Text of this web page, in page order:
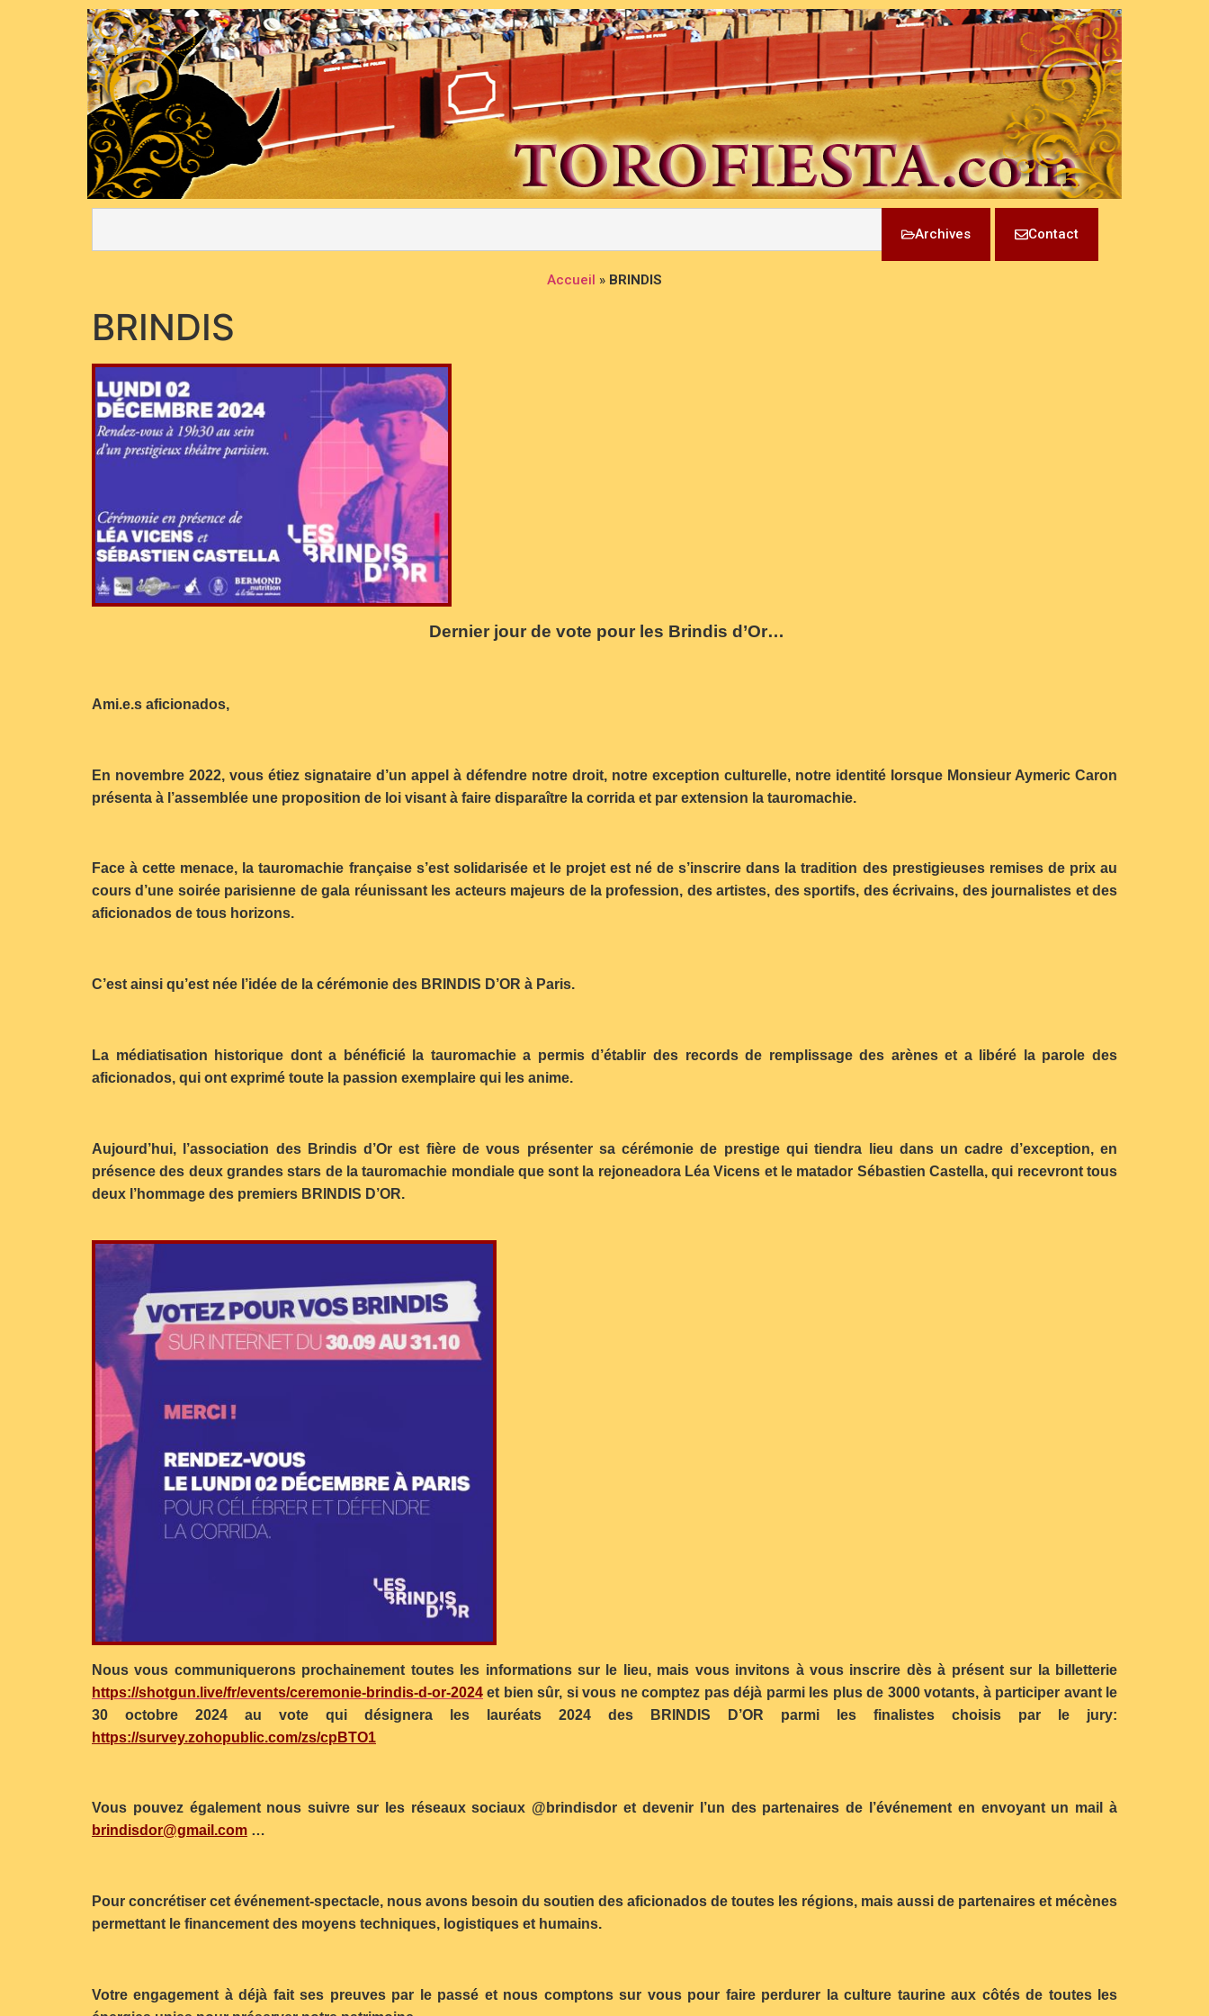
Archives Contact
Accueil » BRINDIS
BRINDIS
Dernier jour de vote pour les Brindis d’Or…
Ami.e.s aficionados,
En novembre 2022, vous étiez signataire d’un appel à défendre notre droit, notre exception culturelle, notre identité lorsque Monsieur Aymeric Caron
présenta à l’assemblée une proposition de loi visant à faire disparaître la corrida et par extension la tauromachie.
Face à cette menace, la tauromachie française s’est solidarisée et le projet est né de s’inscrire dans la tradition des prestigieuses remises de prix au
cours d’une soirée parisienne de gala réunissant les acteurs majeurs de la profession, des artistes, des sportifs, des écrivains, des journalistes et des
aficionados de tous horizons.
C’est ainsi qu’est née l’idée de la cérémonie des BRINDIS D’OR à Paris.
La médiatisation historique dont a bénéficié la tauromachie a permis d’établir des records de remplissage des arènes et a libéré la parole des
aficionados, qui ont exprimé toute la passion exemplaire qui les anime.
Aujourd’hui, l’association des Brindis d’Or est fière de vous présenter sa cérémonie de prestige qui tiendra lieu dans un cadre d’exception, en
présence des deux grandes stars de la tauromachie mondiale que sont la rejoneadora Léa Vicens et le matador Sébastien Castella, qui recevront tous
deux l’hommage des premiers BRINDIS D’OR.
Nous vous communiquerons prochainement toutes les informations sur le lieu, mais vous invitons à vous inscrire dès à présent sur la billetterie
https://shotgun.live/fr/events/ceremonie-brindis-d-or-2024 et bien sûr, si vous ne comptez pas déjà parmi les plus de 3000 votants, à participer avant le
30 octobre 2024 au vote qui désignera les lauréats 2024 des BRINDIS D’OR parmi les finalistes choisis par le jury:
https://survey.zohopublic.com/zs/cpBTO1
Vous pouvez également nous suivre sur les réseaux sociaux @brindisdor et devenir l’un des partenaires de l’événement en envoyant un mail à
brindisdor@gmail.com …
Pour concrétiser cet événement-spectacle, nous avons besoin du soutien des aficionados de toutes les régions, mais aussi de partenaires et mécènes
permettant le financement des moyens techniques, logistiques et humains.
Votre engagement à déjà fait ses preuves par le passé et nous comptons sur vous pour faire perdurer la culture taurine aux côtés de toutes les